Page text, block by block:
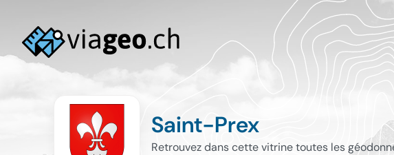
Saint-Prex
Retrouvez dans cette vitrine toutes les